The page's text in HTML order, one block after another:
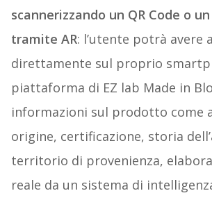
scannerizzando un QR Code o
tramite AR: l’utente potrà avere
direttamente sul proprio
piattaforma di EZ lab Made in
informazioni sul prodotto come
origine, certificazione, storia
territorio di provenienza,
reale da un sistema di